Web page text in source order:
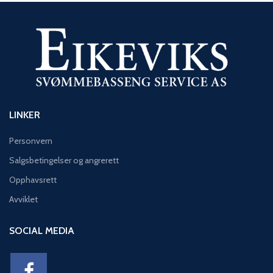
LINKER
Personvern
Salgsbetingelser og angrerett
Opphavsrett
Avviklet
SOCIAL MEDIA